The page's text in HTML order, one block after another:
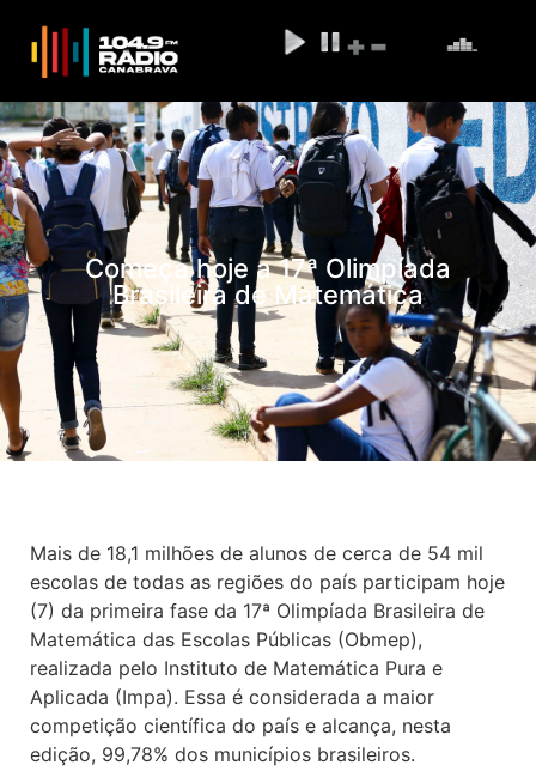
Começa hoje a 17ª Olimpíada
Brasileira de Matemática
Mais de 18,1 milhões de alunos de cerca de 54 mil
escolas de todas as regiões do país participam hoje
(7) da primeira fase da 17ª Olimpíada Brasileira de
Matemática das Escolas Públicas (Obmep),
realizada pelo Instituto de Matemática Pura e
Aplicada (Impa). Essa é considerada a maior
competição científica do país e alcança, nesta
edição, 99,78% dos municípios brasileiros.